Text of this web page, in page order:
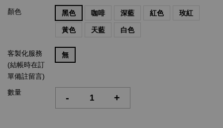
顏色 黑色 咖啡 深藍 紅色 玫紅
黃色 天藍 白色
客製化服務
(結帳時在訂
單備註留言)
無
數量 - +